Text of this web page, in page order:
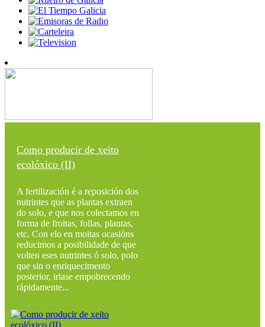
Como producir de xeito
ecolóxico (II)
A fertilización é a reposición dos
nutrintes que as plantas extraen
do solo, e que nos colectamos en
forma de froitas, follas, plantas,
etc. Con elo en moitas ocasións
reducimos a posibilidade de que
volten eses nutrintes ó solo, polo
que sin o enriquecimento
posterior, iriase empobrecendo
rápidamente...